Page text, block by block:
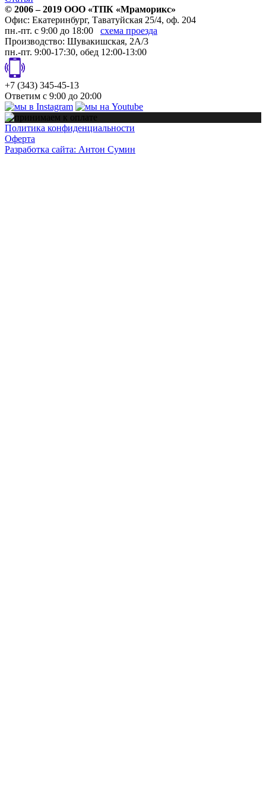
© 2006 – 2019 ООО «ТПК «Мраморикс»
Офис: Екатеринбург, Таватуйская 25/4, оф. 204
пн.-пт. с 9:00 до 18:00 схема проезда
Производство: Шувакишская, 2А/3
пн.-пт. 9:00-17:30, обед 12:00-13:00
+7 (343) 345-45-13
Ответим с 9:00 до 20:00
Политика конфиденциальности
Оферта
Разработка сайта: Антон Сумин